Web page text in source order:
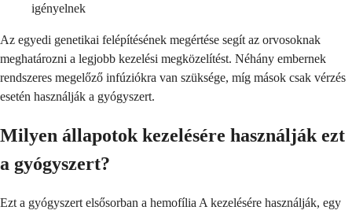
igényelnek
Az egyedi genetikai felépítésének megértése segít az orvosoknak
meghatározni a legjobb kezelési megközelítést. Néhány embernek
rendszeres megelőző infúziókra van szüksége, míg mások csak vérzés
esetén használják a gyógyszert.
Milyen állapotok kezelésére használják ezt
a gyógyszert?
Ezt a gyógyszert elsősorban a hemofília A kezelésére használják, egy